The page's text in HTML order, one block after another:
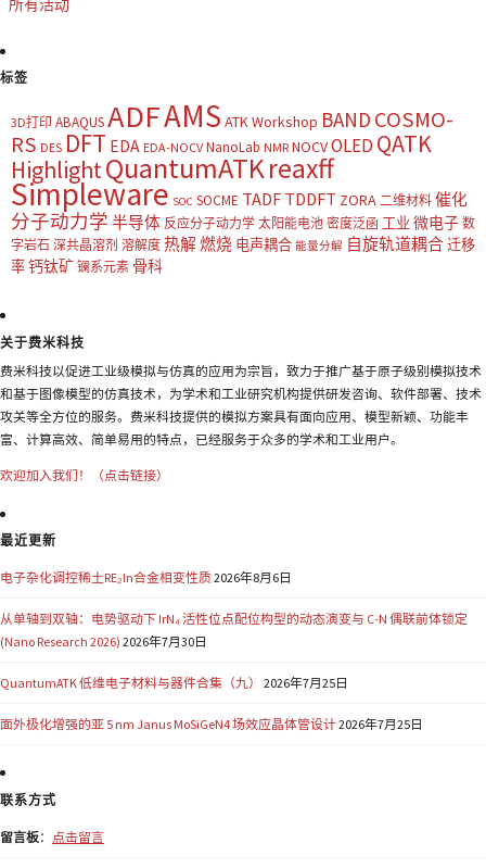
标签
3D打印 ABAQUSADFAMS ATK Workshop BAND COSMO-
RS DES DFT EDA EDA-NOCV NanoLab NMR NOCVOLED QATK
HighlightQuantumATKreaxff
Simpleware SOC SOCME TADF TDDFT ZORA 二维材料 催化
分子动力学 半导体 反应分子动力学 太阳能电池 密度泛函 工业 微电子 数
字岩石 深共晶溶剂 溶解度 热解燃烧 电声耦合 能量分解 自旋轨道耦合迁移
率钙钛矿 镧系元素 骨科
关于费米科技
费米科技以促进工业级模拟与仿真的应用为宗旨，致力于推广基于原子级别模拟技术
和基于图像模型的仿真技术，为学术和工业研究机构提供研发咨询、软件部署、技术
攻关等全方位的服务。费米科技提供的模拟方案具有面向应用、模型新颖、功能丰
富、计算高效、简单易用的特点，已经服务于众多的学术和工业用户。
欢迎加入我们！（点击链接）
最近更新
电子杂化调控稀土RE₂In合金相变性质2026年8月6日
从单轴到双轴：电势驱动下 IrN₄ 活性位点配位构型的动态演变与 C-N 偶联前体锁定
(Nano Research 2026) 2026年7月30日
QuantumATK 低维电子材料与器件合集（九） 2026年7月25日
面外极化增强的亚 5 nm Janus MoSiGeN4 场效应晶体管设计2026年7月25日
联系方式
留言板： 点击留言